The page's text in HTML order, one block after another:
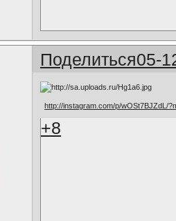
Поделиться05-
http://instagram.com/p/wOSt7BJZdL/
+8